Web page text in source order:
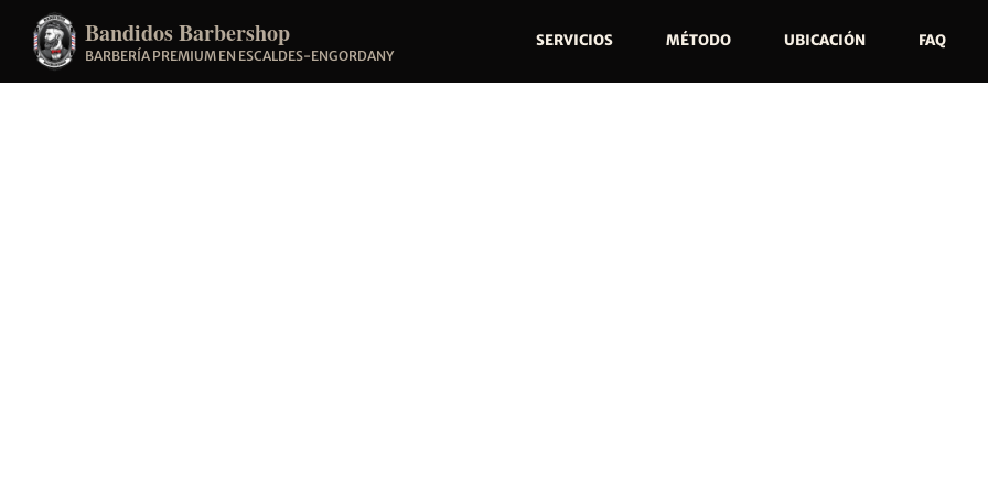
Bandidos Barbershop
BARBERÍA PREMIUM EN ESCALDES-ENGORDANY
SERVICIOS MÉTODO UBICACIÓN FAQ